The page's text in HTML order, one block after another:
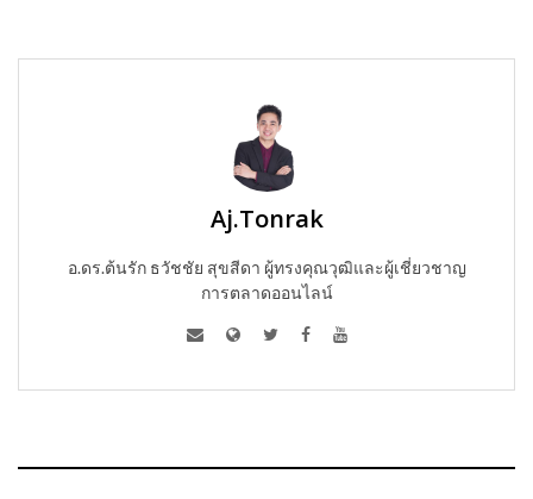
Aj.Tonrak
อ.ดร.ต้นรัก ธวัชชัย สุขสีดา ผู้ทรงคุณวุฒิและผู้เชี่ยวชาญ
การตลาดออนไลน์